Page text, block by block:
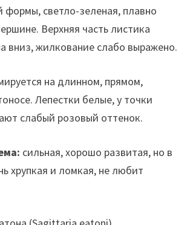
формы, светло-зеленая, плавно
Верхняя часть листика
вниз, жилкование слабо выражено.
на длинном, прямом,
Лепестки белые, у точки
слабый розовый оттенок.
сильная, хорошо развитая, но в
хрупкая и ломкая, не любит